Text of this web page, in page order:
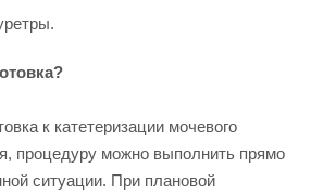
к катетеризации мочевого
процедуру можно выполнить прямо
ситуации. При плановой